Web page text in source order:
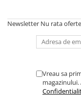
Newsletter Nu rata
Vreau sa